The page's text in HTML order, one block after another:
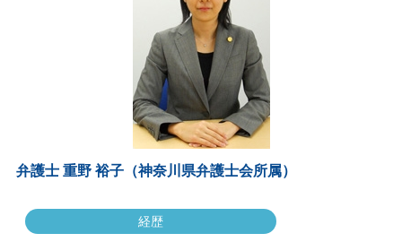
弁護士 重野 裕子（神奈川県弁護士会所属）
経歴